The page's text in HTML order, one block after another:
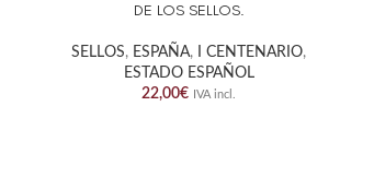
DE LOS SELLOS.
SELLOS, ESPAÑA, I CENTENARIO,
ESTADO ESPAÑOL
22,00€ IVA incl.